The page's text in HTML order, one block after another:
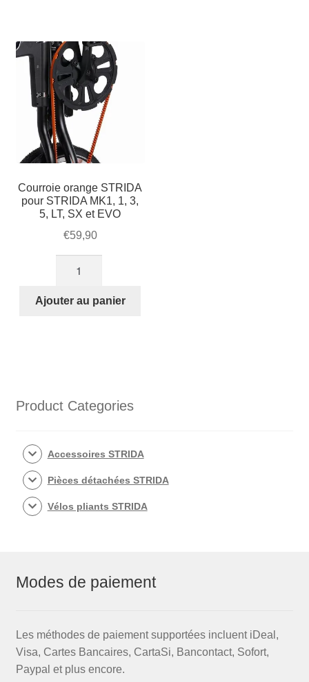
Courroie orange STRIDA
pour STRIDA MK1, 1, 3,
5, LT, SX et EVO
€59,90
Courroie
1,
LT,
et
EVO
Ajouter au panier
Product Categories
Accessoires STRIDA
Pièces détachées STRIDA
Vélos pliants STRIDA
Modes de paiement
Les méthodes de paiement supportées incluent iDeal,
Visa, Cartes Bancaires, CartaSi, Bancontact, Sofort,
Paypal et plus encore.